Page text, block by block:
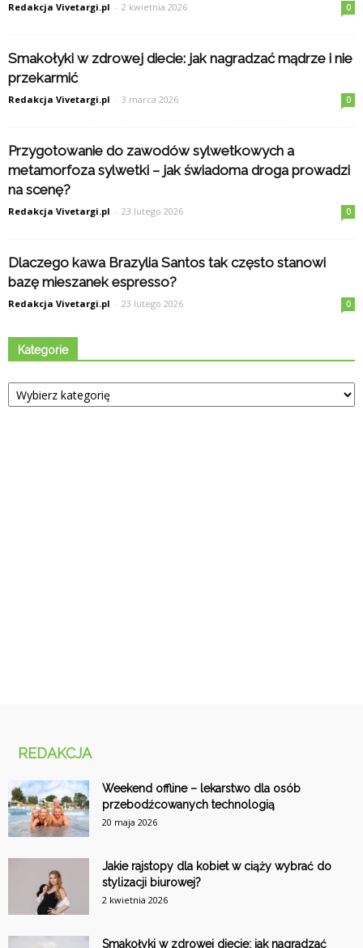
Redakcja Vivetargi.pl - 2 kwietnia 2026 0
Smakołyki w zdrowej diecie: jak nagradzać mądrze i nie
przekarmić
Redakcja Vivetargi.pl - 3 marca 2026 0
Przygotowanie do zawodów sylwetkowych a
metamorfoza sylwetki – jak świadoma droga prowadzi
na scenę?
Redakcja Vivetargi.pl - 23 lutego 2026 0
Dlaczego kawa Brazylia Santos tak często stanowi
bazę mieszanek espresso?
Redakcja Vivetargi.pl - 23 lutego 2026 0
Kategorie
Kategorie
REDAKCJA
Weekend offline – lekarstwo dla osób
przebodźcowanych technologią
20 maja 2026
Jakie rajstopy dla kobiet w ciąży wybrać do
stylizacji biurowej?
2 kwietnia 2026
Smakołyki w zdrowej diecie: jak nagradzać